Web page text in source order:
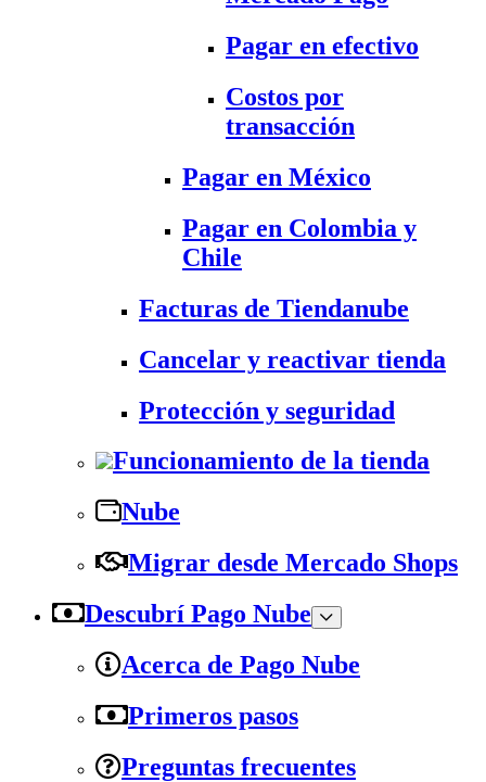
Pagar en efectivo
Costos por
transacción
Pagar en México
Pagar en Colombia y
Chile
Facturas de Tiendanube
Cancelar y reactivar tienda
Protección y seguridad
Funcionamiento de la tienda
Nube
Migrar desde Mercado Shops
Descubrí Pago Nube
Acerca de Pago Nube
Primeros pasos
Preguntas frecuentes